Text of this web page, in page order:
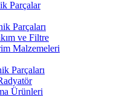
Parçalar
Parçaları
ve Filtre
Malzemeleri
Parçaları
Ürünleri